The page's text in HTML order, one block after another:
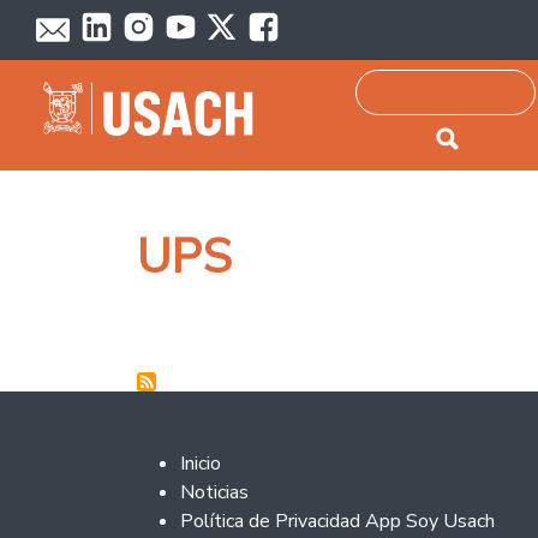
Passar para o conteúdo principal
Pesquisar
UPS
Footer 2
Inicio
Noticias
Política de Privacidad App Soy Usach